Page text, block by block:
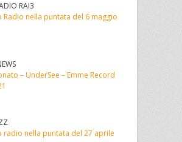
RAI3
Radio nella puntata del 6 maggio
– UnderSee – Emme Record
radio nella puntata del 27 aprile